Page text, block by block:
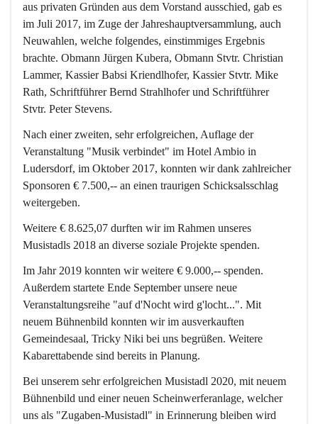
aus privaten Gründen aus dem Vorstand ausschied, gab es
im Juli 2017, im Zuge der Jahreshauptversammlung, auch
Neuwahlen, welche folgendes, einstimmiges Ergebnis
brachte. Obmann Jürgen Kubera, Obmann Stvtr. Christian
Lammer, Kassier Babsi Kriendlhofer, Kassier Stvtr. Mike
Rath, Schriftführer Bernd Strahlhofer und Schriftführer
Stvtr. Peter Stevens.
Nach einer zweiten, sehr erfolgreichen, Auflage der
Veranstaltung "Musik verbindet" im Hotel Ambio in
Ludersdorf, im Oktober 2017, konnten wir dank zahlreicher
Sponsoren € 7.500,-- an einen traurigen Schicksalsschlag
weitergeben.
Weitere € 8.625,07 durften wir im Rahmen unseres
Musistadls 2018 an diverse soziale Projekte spenden.
Im Jahr 2019 konnten wir weitere € 9.000,-- spenden.
Außerdem startete Ende September unsere neue
Veranstaltungsreihe "auf d'Nocht wird g'locht...". Mit
neuem Bühnenbild konnten wir im ausverkauften
Gemeindesaal, Tricky Niki bei uns begrüßen. Weitere
Kabarettabende sind bereits in Planung.
Bei unserem sehr erfolgreichen Musistadl 2020, mit neuem
Bühnenbild und einer neuen Scheinwerferanlage, welcher
uns als "Zugaben-Musistadl" in Erinnerung bleiben wird